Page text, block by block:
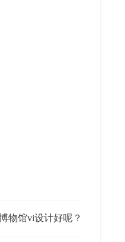
物馆vi设计好呢？